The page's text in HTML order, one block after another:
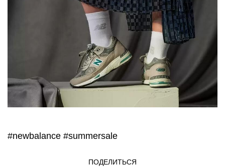
#newbalance #summersale
ПОДЕЛИТЬСЯ